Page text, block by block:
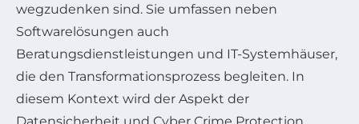
wegzudenken sind. Sie umfassen neben
Softwarelösungen auch
Beratungsdienstleistungen und IT-Systemhäuser,
die den Transformationsprozess begleiten. In
diesem Kontext wird der Aspekt der
Datensicherheit und Cyber Crime Protection